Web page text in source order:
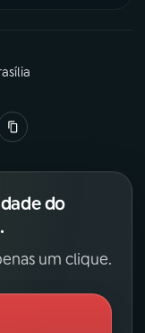
do
um clique.